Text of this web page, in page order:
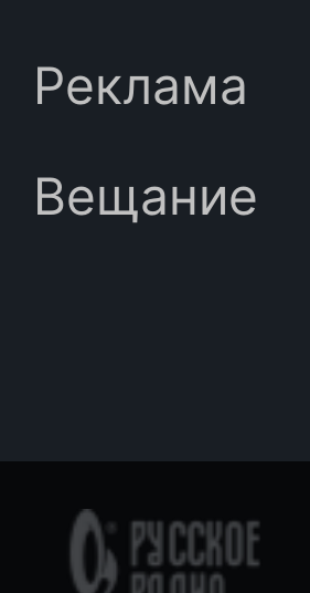
Реклама
Вещание